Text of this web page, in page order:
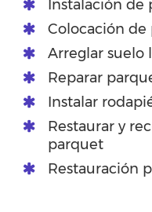
Instalación de
Colocación de
Arreglar suelo
Reparar
Instalar
Restaurar y
parquet
Restauración